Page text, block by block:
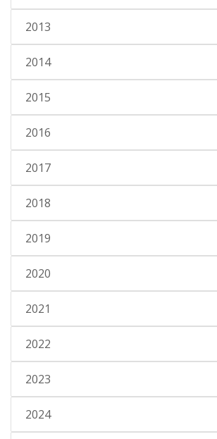
2013
2014
2015
2016
2017
2018
2019
2020
2021
2022
2023
2024